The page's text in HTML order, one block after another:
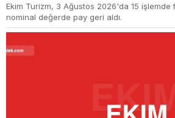
Ekim Turizm, 3 Ağustos 2026'da 15 işlemde
nominal değerde pay geri aldı.